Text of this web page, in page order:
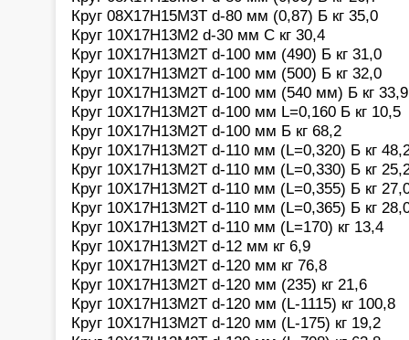
Круг 08Х17Н15М3Т d-80 мм (0,87) Б кг 35,0
Круг 10Х17Н13М2 d-30 мм С кг 30,4
Круг 10Х17Н13М2Т d-100 мм (490) Б кг 31,0
Круг 10Х17Н13М2Т d-100 мм (500) Б кг 32,0
Круг 10Х17Н13М2Т d-100 мм (540 мм) Б кг 33,9
Круг 10Х17Н13М2Т d-100 мм L=0,160 Б кг 10,5
Круг 10Х17Н13М2Т d-100 мм Б кг 68,2
Круг 10Х17Н13М2Т d-110 мм (L=0,320) Б кг
Круг 10Х17Н13М2Т d-110 мм (L=0,330) Б кг
Круг 10Х17Н13М2Т d-110 мм (L=0,355) Б кг
Круг 10Х17Н13М2Т d-110 мм (L=0,365) Б кг
Круг 10Х17Н13М2Т d-110 мм (L=170) кг 13,4
Круг 10Х17Н13М2Т d-12 мм кг 6,9
Круг 10Х17Н13М2Т d-120 мм кг 76,8
Круг 10Х17Н13М2Т d-120 мм (235) кг 21,6
Круг 10Х17Н13М2Т d-120 мм (L-1115) кг 100,8
Круг 10Х17Н13М2Т d-120 мм (L-175) кг 19,2